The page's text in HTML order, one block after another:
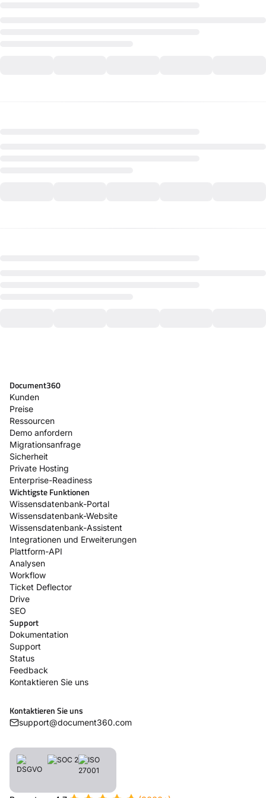
Document360
Kunden
Preise
Ressourcen
Demo anfordern
Migrationsanfrage
Sicherheit
Private Hosting
Enterprise-Readiness
Wichtigste Funktionen
Wissensdatenbank-Portal
Wissensdatenbank-Website
Wissensdatenbank-Assistent
Integrationen und Erweiterungen
Plattform-API
Analysen
Workflow
Ticket Deflector
Drive
SEO
Support
Dokumentation
Support
Status
Feedback
Kontaktieren Sie uns
Kontaktieren Sie uns
support@document360.com